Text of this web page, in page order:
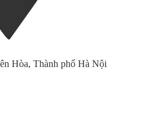
Hòa, Thành phố Hà Nội